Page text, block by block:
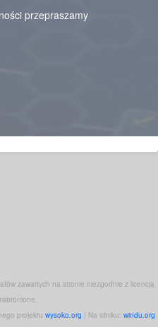
przepraszamy
zawartych na stronie niezgodnie z licencją
projektu wysoko.org | Na silniku: windu.org